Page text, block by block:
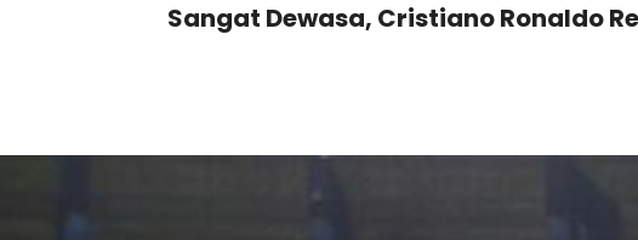
Sangat Dewasa, Cristiano Ronaldo